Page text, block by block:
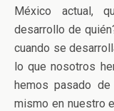
México actual,
desarrollo de
cuando se
lo que nosotros
hemos pasado
mismo en nuestro